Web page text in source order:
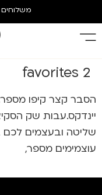
משלוחים
favorites 2
הסבר קצר קיפו
יינדקס.עבות שק
שליטה ובעצמים לכם
עוצמימים מספר,